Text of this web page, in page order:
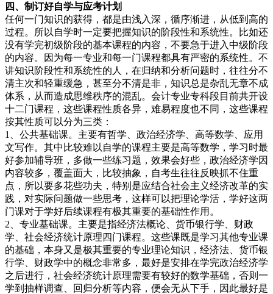
四、制订好自学与应考计划
任何一门知识的获得，都是由浅入深，循序渐进，从低到高的
过程。所以自学时一定要把握知识的阶段性和系统性。比如还
没有学完初级阶段的基本课程的内容，不要急于进入中级阶段
的内容。因为每一专业和每一门课程都具有严密的系统性。不
讲知识阶段性和系统性的人，在归纳和分析问题时，往往分不
清主次和轻重缓急，甚至分不清是非，知识总是杂乱无章不成
体系，从而造成思维秩序的混乱。会计专业专科段目前共开设
十二门课程，这些课程性质各异，难易程度也不同，这些课程
按其性质可以分为三类：
1、公共基础课。主要有哲学、政治经济学、高等数学、应用
文写作。其中比较难以自学的课程主要是高等数学，学习时最
好参加辅导班，多做一些练习题，效果会好些，政治经济学因
内容较多，覆盖面大，比较抽象，自考生往往反映抓不住重
点，所以要多花些功夫，特别是应结合社会主义经济改革的实
践，对实际问题做一些思考，这样可以把理论学活，学好这两
门课对于学好后续课程有极其重要的基础性作用。
2、专业基础课。主要是指经济法概论、货币银行学、财政
学、社会经济统计原理四门课程。这些课既是学习其他专业课
的基础，本身又是极其重要的专业理论知识，经济法、货币银
行学、财政学中的概念非常多，最好是安排在学完政治经济学
之后进行，社会经济统计原理需要有较好的数学基础，否则一
学到抽样调查、回归分析等内容，便会无从下手，因此最好是